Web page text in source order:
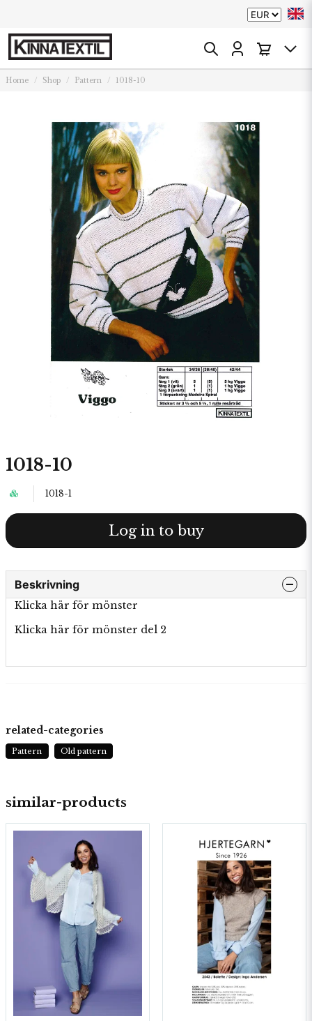
Home Shop Pattern 1018-10
1018-10
1018-1
Log in to buy
Beskrivning
Klicka här för mönster
Klicka här för mönster del 2
similar-products
related-categories
Pattern Old pattern